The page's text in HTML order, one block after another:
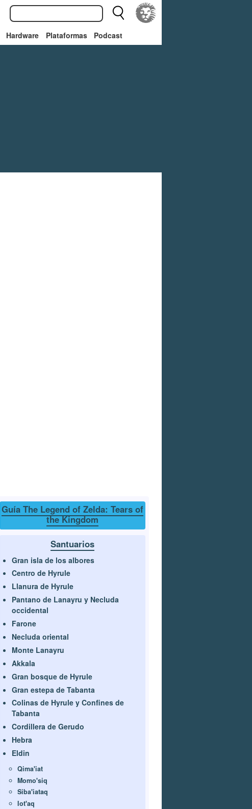
Hardware Plataformas Podcast
Guía The Legend of Zelda: Tears of
the Kingdom
Santuarios
Gran isla de los albores
Centro de Hyrule
Llanura de Hyrule
Pantano de Lanayru y Necluda
occidental
Farone
Necluda oriental
Monte Lanayru
Akkala
Gran bosque de Hyrule
Gran estepa de Tabanta
Colinas de Hyrule y Confines de
Tabanta
Cordillera de Gerudo
Hebra
Eldin
Qima'iat
Momo'siq
Siba'iataq
Iot'aq